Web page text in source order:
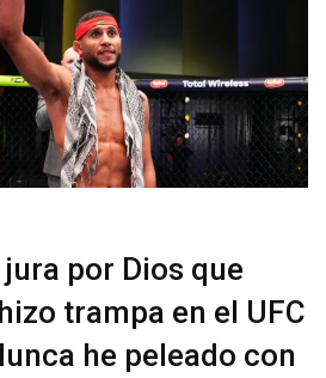
por Dios que
trampa en el UFC
he peleado con